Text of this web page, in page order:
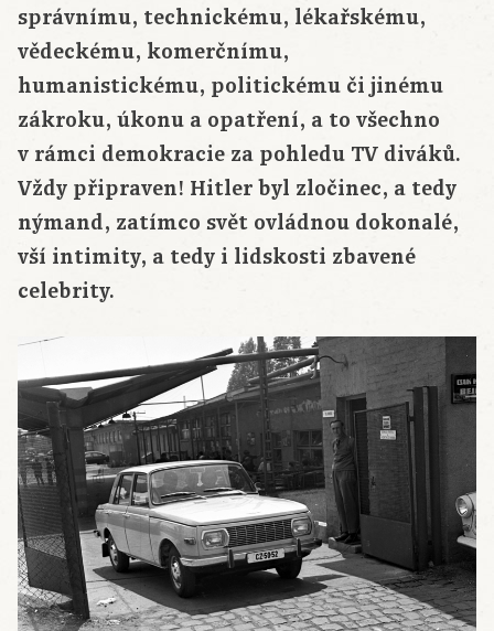
správnímu, technickému, lékařskému,
vědeckému, komerčnímu,
humanistickému, politickému či jinému
zákroku, úkonu a opatření, a to všechno
v rámci demokracie za pohledu TV diváků.
Vždy připraven! Hitler byl zločinec, a tedy
nýmand, zatímco svět ovládnou dokonalé,
vší intimity, a tedy i lidskosti zbavené
celebrity.